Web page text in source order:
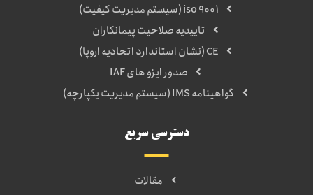
iso 9001 (سیستم مدیریت کیفیت)
تاییدیه صلاحیت پیمانکاران
CE (نشان استاندارد اتحادیه اروپا)
صدور ایزو های IAF
گواهینامه IMS (سیستم مدیریت یکپارچه)
دسترسی سریع
مقالات